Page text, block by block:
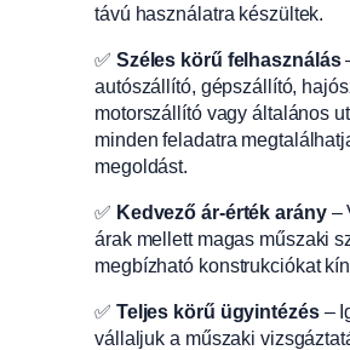
távú használatra készültek.
✅ Széles körű felhasználás
autószállító, gépszállító,
motorszállító vagy általános
minden feladatra
megoldást.
✅ Kedvező ár-érték arány–
árak mellett magas műszaki
megbízható konstrukciókat
✅ Teljes körű ügyintézés–
vállaljuk a műszaki